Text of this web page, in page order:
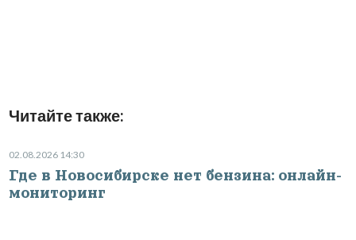
Читайте также:
02.08.2026 14:30
Где в Новосибирске нет бензина: онлайн-
мониторинг